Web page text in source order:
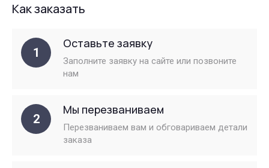
Как заказать
1
Оставьте заявку
Заполните заявку на сайте или позвоните
нам
2
Мы перезваниваем
Перезваниваем вам и обговариваем детали
заказа